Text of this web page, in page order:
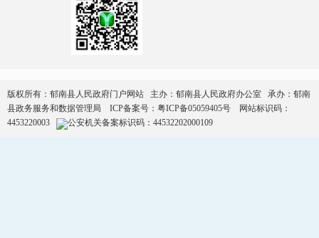
版权所有：郁南县人民政府门户网站 主办：郁南县人民政府办公室 承办：郁南
县政务服务和数据管理局 ICP备案号： 粤ICP备05059405号
网站标识码：
4453220003
公安机关备案标识码：44532202000109